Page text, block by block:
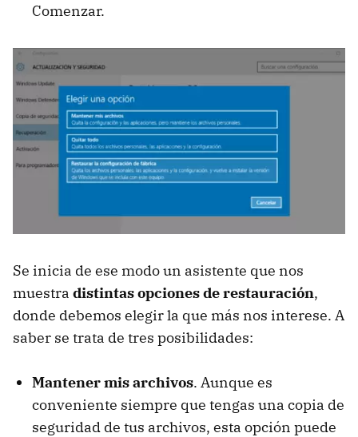
Comenzar.
Se inicia de ese modo un asistente que nos
muestra distintas opciones de restauración,
donde debemos elegir la que más nos interese. A
saber se trata de tres posibilidades:
Mantener mis archivos. Aunque es
conveniente siempre que tengas una copia de
seguridad de tus archivos, esta opción puede